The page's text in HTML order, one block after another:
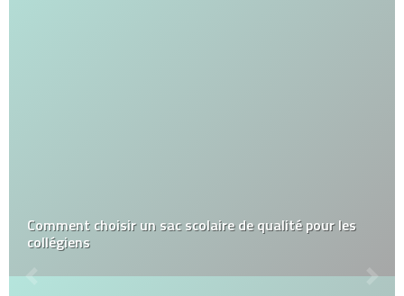
Comment choisir un sac scolaire de qualité pour les
collégiens